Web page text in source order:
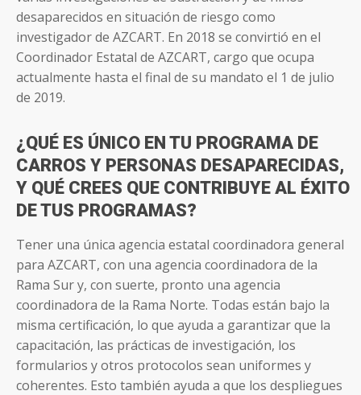
desaparecidos en situación de riesgo como
investigador de AZCART. En 2018 se convirtió en el
Coordinador Estatal de AZCART, cargo que ocupa
actualmente hasta el final de su mandato el 1 de julio
de 2019.
¿QUÉ ES ÚNICO EN TU PROGRAMA DE
CARROS Y PERSONAS DESAPARECIDAS,
Y QUÉ CREES QUE CONTRIBUYE AL ÉXITO
DE TUS PROGRAMAS?
Tener una única agencia estatal coordinadora general
para AZCART, con una agencia coordinadora de la
Rama Sur y, con suerte, pronto una agencia
coordinadora de la Rama Norte. Todas están bajo la
misma certificación, lo que ayuda a garantizar que la
capacitación, las prácticas de investigación, los
formularios y otros protocolos sean uniformes y
coherentes. Esto también ayuda a que los despliegues